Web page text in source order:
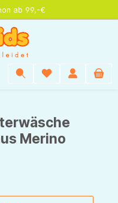
ab 99,-€
Merino